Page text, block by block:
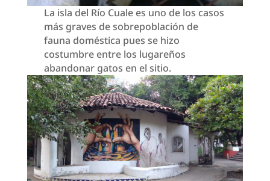
La isla del Río Cuale es uno de los casos
más graves de sobrepoblación de
fauna doméstica pues se hizo
costumbre entre los lugareños
abandonar gatos en el sitio.